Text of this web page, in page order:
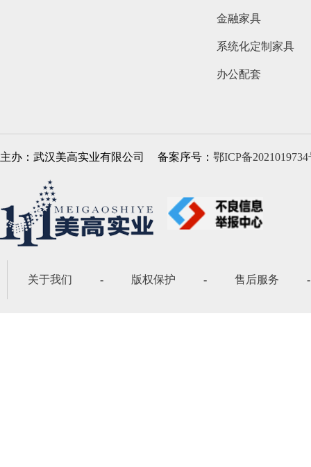
金融家具
系统化定制家具
办公配套
主办：武汉美高实业有限公司 备案序号： 鄂ICP备2021019734
关于我们 - 版权保护 - 售后服务 -